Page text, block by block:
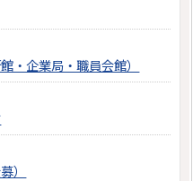
・企業局・職員会館）
）